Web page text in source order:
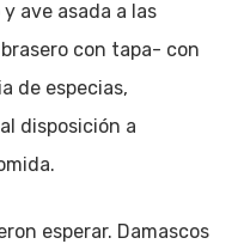
ave asada a las
con tapa- con
de especias,
disposición a
esperar. Damascos